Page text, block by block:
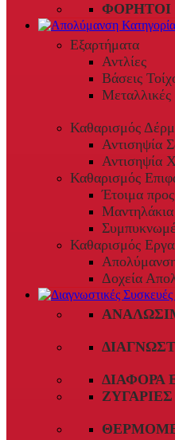
Εξαρτήματα
Αντλίες
Βάσεις
Μεταλλικές
Καθαρισμός
Αντισηψία
Αντισηψία
Καθαρισμός
Έτοιμα
Καθαρισμός
Δοχεία
ΔΙΆΦΟΡΑ
ΖΥΓΑΡΙΈΣ